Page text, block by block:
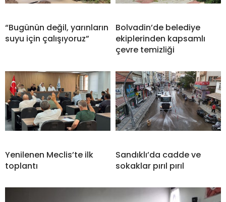
“Bugünün değil, yarınların
suyu için çalışıyoruz”
Bolvadin’de belediye
ekiplerinden kapsamlı
çevre temizliği
Yenilenen Meclis’te ilk
toplantı
Sandıklı’da cadde ve
sokaklar pırıl pırıl